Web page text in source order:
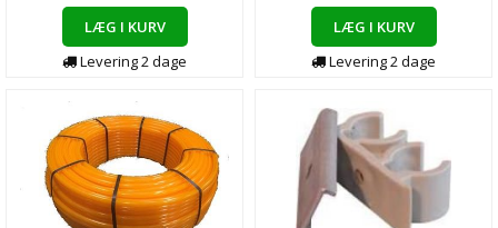
LÆG I KURV
Levering2dage
LÆG I KURV
Levering2dage